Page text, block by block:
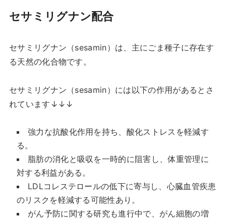
セサミリグナン配合
セサミリグナン（sesamin）は、主にごま種子に存在す
る天然の化合物です。
セサミリグナン（sesamin）には以下の作用があるとさ
れています↓↓↓
強力な抗酸化作用を持ち、酸化ストレスを軽減す
る。
脂肪の消化と吸収を一時的に阻害し、体重管理に
対する利益がある。
LDLコレステロールの低下に寄与し、心臓血管疾患
のリスクを軽減する可能性あり。
がん予防に関する研究も進行中で、がん細胞の増